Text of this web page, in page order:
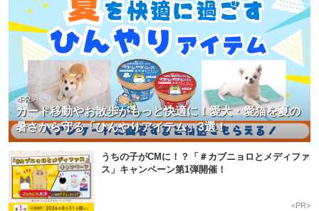
カート移動やお散歩がもっと快適に！愛犬・愛猫を夏の
暑さから守る「ひんやりアイテム」3選！
<PR>
うちの子がCMに！？「＃カブニョロとメディファ
ス」キャンペーン第1弾開催！
<PR>